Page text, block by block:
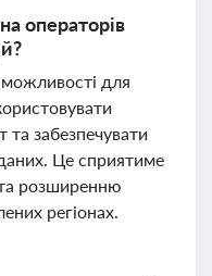
операторів
можливості для
та забезпечувати
Це сприятиме
розширенню
регіонах.